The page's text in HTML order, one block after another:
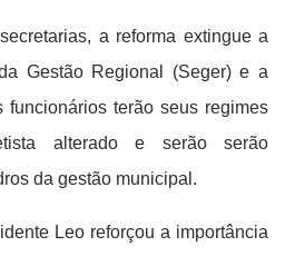
a reforma extingue a
Gestão Regional (Seger) e a
funcionários terão seus regimes
alterado e serão serão
da gestão municipal.
Leo reforçou a importância